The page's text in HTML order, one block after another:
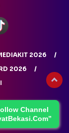
Channel
2026
2026
RESERVED